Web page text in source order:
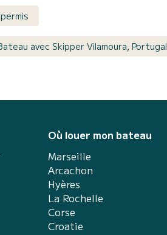
avec Skipper Vilamoura, Portugal
Où louer mon bateau
Marseille
Arcachon
Hyères
La Rochelle
Corse
Croatie